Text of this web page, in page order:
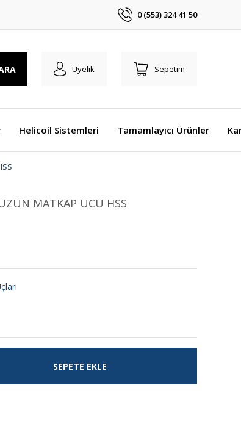
0 (553) 324 41 50
Üyelik Sepetim
Helicoil Sistemleri Tamamlayıcı Ürünler
MATKAP UCU HSS
SEPETE EKLE